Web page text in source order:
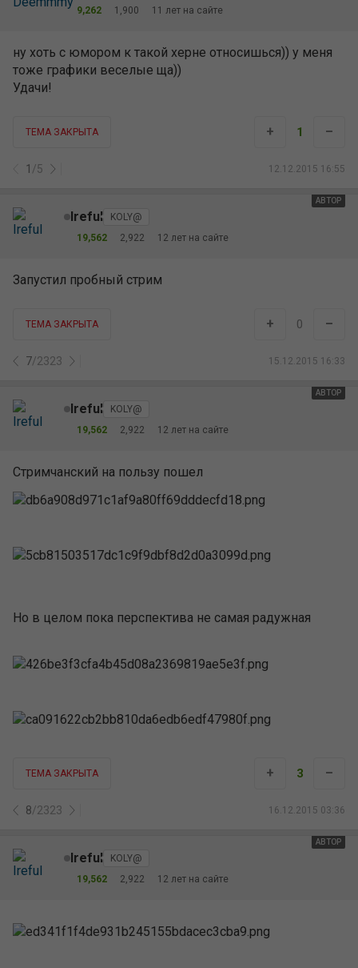
9,262 1,900 11 лет на сайте
ну хоть с юмором к такой херне относишься)) у меня
тоже графики веселые ща))
Удачи!
ТЕМА ЗАКРЫТА
1 /5 12.12.2015 16:55
+ 1 –
АВТОР
Ireful
KOLY@
19,562
2,922 12 лет на сайте
Запустил пробный стрим
ТЕМА ЗАКРЫТА
7/2323 15.12.2015 16:33
+ 0 –
АВТОР
Ireful
KOLY@
19,562
2,922 12 лет на сайте
Стримчанский на пользу пошел
Но в целом пока перспектива не самая радужная
ТЕМА ЗАКРЫТА
8/2323 16.12.2015 03:36
+ 3 –
АВТОР
Ireful
KOLY@
19,562
2,922 12 лет на сайте